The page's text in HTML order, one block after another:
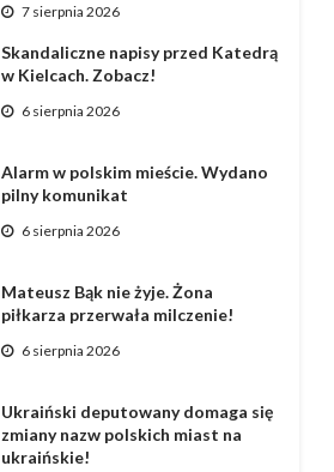
7 sierpnia 2026
Skandaliczne napisy przed Katedrą
w Kielcach. Zobacz!
6 sierpnia 2026
Alarm w polskim mieście. Wydano
pilny komunikat
6 sierpnia 2026
Mateusz Bąk nie żyje. Żona
piłkarza przerwała milczenie!
6 sierpnia 2026
Ukraiński deputowany domaga się
zmiany nazw polskich miast na
ukraińskie!